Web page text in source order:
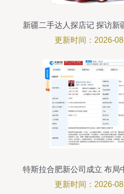
新疆二手达人探店记 探访新
司
更新时间：2026-
特斯拉合肥新公司成立 布局
化业务
更新时间：2026-